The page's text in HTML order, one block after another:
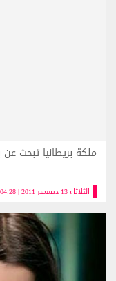
الثلاثاء 13 ديسمبر 2011 | 04:28 مساءً
ملكة بريطانيا تبحث